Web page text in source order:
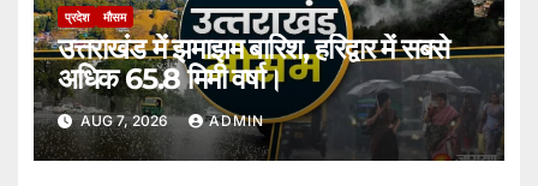
प्रदेश मौसम
उत्तराखंड में झमाझम बारिश, हरिद्वार में सबसे
अधिक 65.8 मिमी वर्षा।
AUG 7, 2026 ADMIN